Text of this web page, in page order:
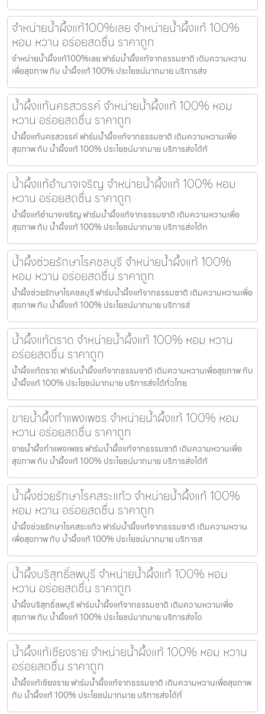
จำหน่ายน้ำผึ้งแท้100%เลย จำหน่ายน้ำผึ้งแท้ 100%
หอม หวาน อร่อยสดชื่น ราคาถูก
จำหน่ายน้ำผึ้งแท้100%เลย ฟาร์มน้ำผึ้งแท้จากธรรมชาติ เติมความหวาน
เพื่อสุขภาพ กับ น้ำผึ้งแท้ 100% ประโยชน์มากมาย บริการส่ง
น้ำผึ้งแท้นครสวรรค์ จำหน่ายน้ำผึ้งแท้ 100% หอม
หวาน อร่อยสดชื่น ราคาถูก
น้ำผึ้งแท้นครสวรรค์ ฟาร์มน้ำผึ้งแท้จากธรรมชาติ เติมความหวานเพื่อ
สุขภาพ กับ น้ำผึ้งแท้ 100% ประโยชน์มากมาย บริการส่งได้ทั
น้ำผึ้งแท้อำนาจเจริญ จำหน่ายน้ำผึ้งแท้ 100% หอม
หวาน อร่อยสดชื่น ราคาถูก
น้ำผึ้งแท้อำนาจเจริญ ฟาร์มน้ำผึ้งแท้จากธรรมชาติ เติมความหวานเพื่อ
สุขภาพ กับ น้ำผึ้งแท้ 100% ประโยชน์มากมาย บริการส่งได้ท
น้ำผึ้งช่วยรักษาโรคชลบุรี จำหน่ายน้ำผึ้งแท้ 100%
หอม หวาน อร่อยสดชื่น ราคาถูก
น้ำผึ้งช่วยรักษาโรคชลบุรี ฟาร์มน้ำผึ้งแท้จากธรรมชาติ เติมความหวานเพื่อ
สุขภาพ กับ น้ำผึ้งแท้ 100% ประโยชน์มากมาย บริการส่
น้ำผึ้งแท้ตราด จำหน่ายน้ำผึ้งแท้ 100% หอม หวาน
อร่อยสดชื่น ราคาถูก
น้ำผึ้งแท้ตราด ฟาร์มน้ำผึ้งแท้จากธรรมชาติ เติมความหวานเพื่อสุขภาพ กับ
น้ำผึ้งแท้ 100% ประโยชน์มากมาย บริการส่งได้ทั่วไทย
ขายน้ำผึ้งกำแพงเพชร จำหน่ายน้ำผึ้งแท้ 100% หอม
หวาน อร่อยสดชื่น ราคาถูก
ขายน้ำผึ้งกำแพงเพชร ฟาร์มน้ำผึ้งแท้จากธรรมชาติ เติมความหวานเพื่อ
สุขภาพ กับ น้ำผึ้งแท้ 100% ประโยชน์มากมาย บริการส่งได้ทั
น้ำผึ้งช่วยรักษาโรคสระแก้ว จำหน่ายน้ำผึ้งแท้ 100%
หอม หวาน อร่อยสดชื่น ราคาถูก
น้ำผึ้งช่วยรักษาโรคสระแก้ว ฟาร์มน้ำผึ้งแท้จากธรรมชาติ เติมความหวาน
เพื่อสุขภาพ กับ น้ำผึ้งแท้ 100% ประโยชน์มากมาย บริการส
น้ำผึ้งบริสุทธิ์ลพบุรี จำหน่ายน้ำผึ้งแท้ 100% หอม
หวาน อร่อยสดชื่น ราคาถูก
น้ำผึ้งบริสุทธิ์ลพบุรี ฟาร์มน้ำผึ้งแท้จากธรรมชาติ เติมความหวานเพื่อ
สุขภาพ กับ น้ำผึ้งแท้ 100% ประโยชน์มากมาย บริการส่งได
น้ำผึ้งแท้เชียงราย จำหน่ายน้ำผึ้งแท้ 100% หอม หวาน
อร่อยสดชื่น ราคาถูก
น้ำผึ้งแท้เชียงราย ฟาร์มน้ำผึ้งแท้จากธรรมชาติ เติมความหวานเพื่อสุขภาพ
กับ น้ำผึ้งแท้ 100% ประโยชน์มากมาย บริการส่งได้ทั่